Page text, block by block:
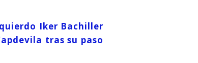
Iker Bachiller
tras su paso